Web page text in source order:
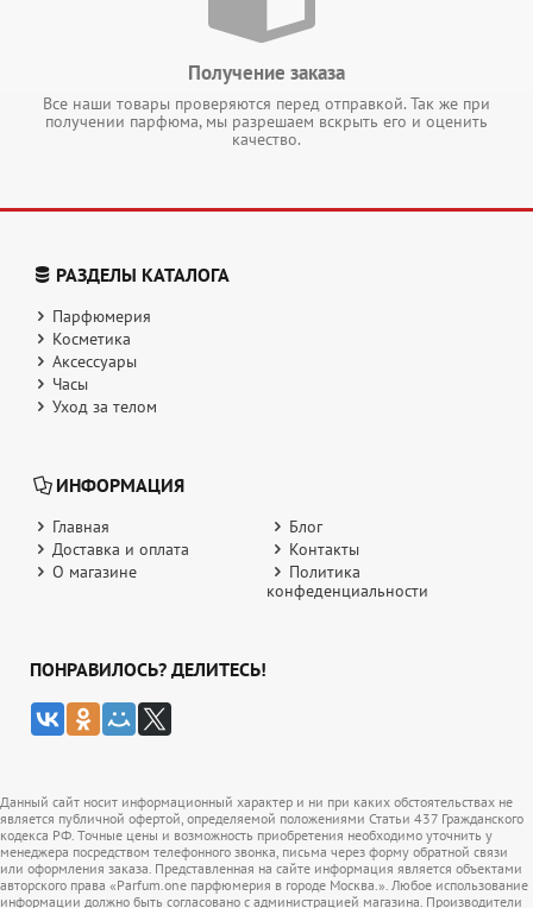
Получение заказа
Все наши товары проверяются перед отправкой. Так же при
получении парфюма, мы разрешаем вскрыть его и оценить
качество.
РАЗДЕЛЫ КАТАЛОГА
Парфюмерия
Косметика
Аксессуары
Часы
Уход за телом
ИНФОРМАЦИЯ
Главная
Блог
Доставка и оплата
Контакты
О магазине
Политика
конфеденциальности
ПОНРАВИЛОСЬ? ДЕЛИТЕСЬ!
Данный сайт носит информационный характер и ни при каких обстоятельствах не
является публичной офертой, определяемой положениями Статьи 437 Гражданского
кодекса РФ. Точные цены и возможность приобретения необходимо уточнить у
менеджера посредством телефонного звонка, письма через форму обратной связи
или оформления заказа. Представленная на сайте информация является объектами
авторского права «Parfum.one парфюмерия в городе Москва.». Любое использование
информации должно быть согласовано с администрацией магазина. Производители